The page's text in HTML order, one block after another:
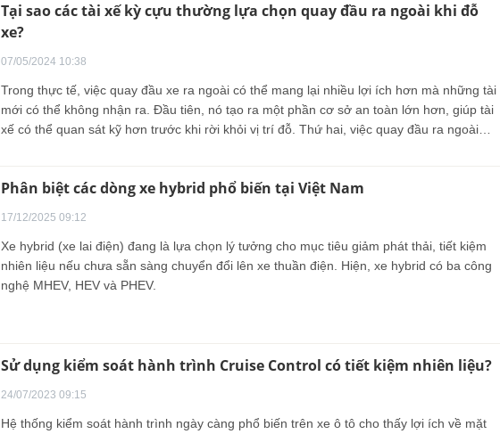
Tại sao các tài xế kỳ cựu thường lựa chọn quay đầu ra ngoài khi đỗ
xe?
07/05/2024 10:38
Trong thực tế, việc quay đầu xe ra ngoài có thể mang lại nhiều lợi ích hơn mà những tài
mới có thể không nhận ra. Đầu tiên, nó tạo ra một phần cơ sở an toàn lớn hơn, giúp tài
xế có thể quan sát kỹ hơn trước khi rời khỏi vị trí đỗ. Thứ hai, việc quay đầu ra ngoài
Phân biệt các dòng xe hybrid phổ biến tại Việt Nam
17/12/2025 09:12
Xe hybrid (xe lai điện) đang là lựa chọn lý tưởng cho mục tiêu giảm phát thải, tiết kiệm
nhiên liệu nếu chưa sẵn sàng chuyển đổi lên xe thuần điện. Hiện, xe hybrid có ba công
nghệ MHEV, HEV và PHEV.
Sử dụng kiểm soát hành trình Cruise Control có tiết kiệm nhiên liệu?
24/07/2023 09:15
Hệ thống kiểm soát hành trình ngày càng phổ biến trên xe ô tô cho thấy lợi ích về mặt